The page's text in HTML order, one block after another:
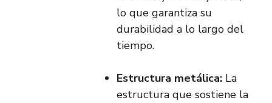
lo que garantiza su
durabilidad a lo largo del
tiempo.
Estructura metálica: La
estructura que sostiene la